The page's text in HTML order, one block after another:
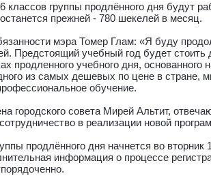
классов группы продлённого дня будут
прежней - 780 шекелей в месяц.
мэра Томер Глам: «Я буду
Предстоящий учебный год будет
продленного учебного дня, основанного
из самых дешевых по цене в стране,
обучение.
городского совета Мирей Альтит,
в реализации новой
продлённого дня начнется во вторник
информация о процессе